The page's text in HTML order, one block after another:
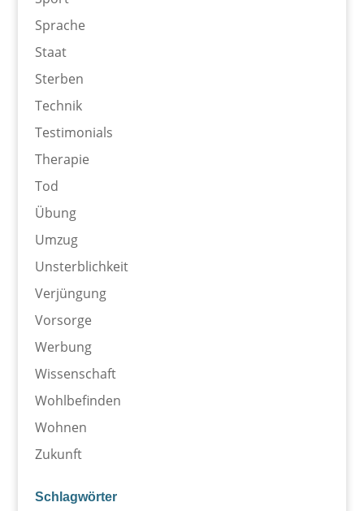
Sprache
Staat
Sterben
Technik
Testimonials
Therapie
Tod
Übung
Umzug
Unsterblichkeit
Verjüngung
Vorsorge
Werbung
Wissenschaft
Wohlbefinden
Wohnen
Zukunft
Schlagwörter